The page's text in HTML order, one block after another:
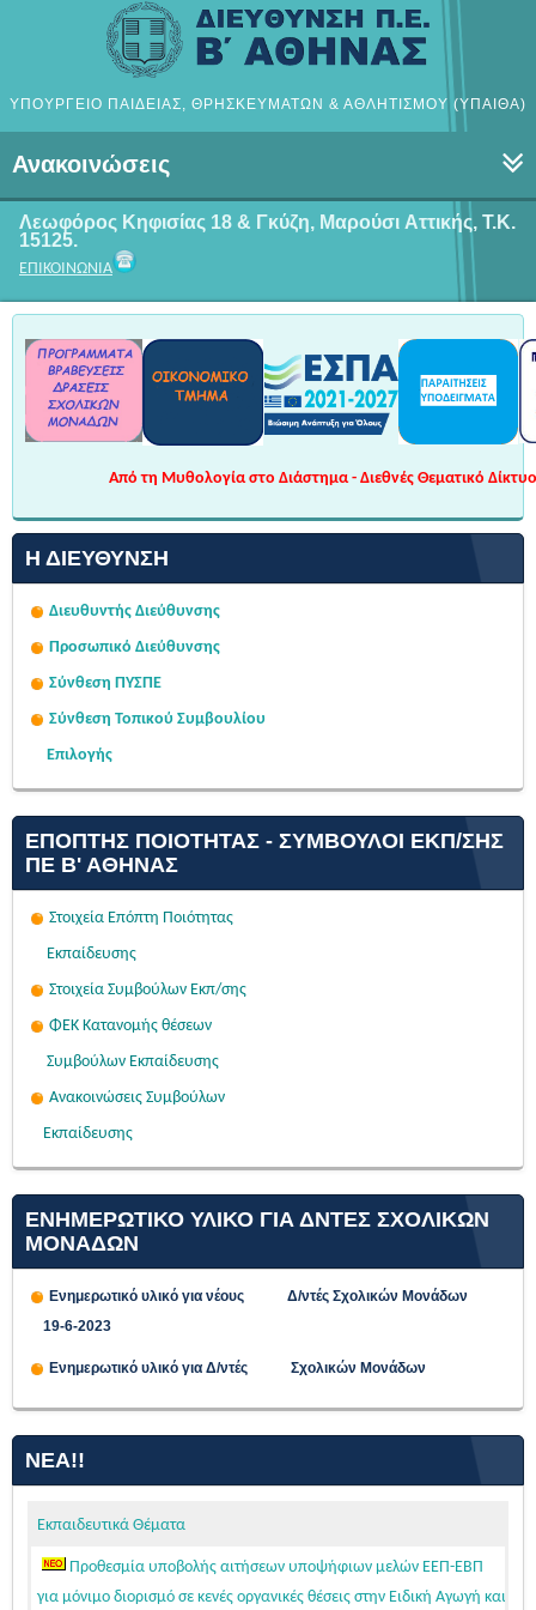
ΥΠΟΥΡΓΕΙΟ ΠΑΙΔΕΙΑΣ, ΘΡΗΣΚΕΥΜΑΤΩΝ & ΑΘΛΗΤΙΣΜΟΥ (ΥΠΑΙΘΑ)
Ανακοινώσεις
Λεωφόρος Κηφισίας 18 & Γκύζη, Μαρούσι Αττικής, Τ.Κ.
15125.
ΕΠΙΚΟΙΝΩΝΙΑ
Από τη Μυθολογία στο Διάστημα - Διεθνές Θεματικό
Η ΔΙΕΎΘΥΝΣΗ
Διευθυντής Διεύθυνσης
Προσωπικό Διεύθυνσης
Σύνθεση ΠΥΣΠΕ
Σύνθεση Τοπικού Συμβουλίου
Επιλογής
ΕΠΌΠΤΗΣ ΠΟΙΌΤΗΤΑΣ - ΣΎΜΒΟΥΛΟΙ ΕΚΠ/ΣΗΣ
ΠΕ Β' ΑΘΉΝΑΣ
Στοιχεία Επόπτη Ποιότητας
Εκπαίδευσης
Στοιχεία Συμβούλων Εκπ/σης
ΦΕΚ Κατανομής θέσεων
Συμβούλων Εκπαίδευσης
Ανακοινώσεις Συμβούλων
Εκπαίδευσης
ΕΝΗΜΕΡΩΤΙΚΟ ΥΛΙΚΟ ΓΙΑ ΔΝΤΕΣ ΣΧΟΛΙΚΩΝ
ΜΟΝΑΔΩΝ
Ενημερωτικό υλικό για νέους Δ/ντές Σχολικών Μονάδων
19-6-2023
Ενημερωτικό υλικό για Δ/ντές Σχολικών Μονάδων
ΝΈΑ!!
Εκπαιδευτικά Θέματα
Προθεσμία υποβολής αιτήσεων υποψήφιων μελών ΕΕΠ-ΕΒΠ
για μόνιμο διορισμό σε κενές οργανικές θέσεις στην Ειδική Αγωγή και